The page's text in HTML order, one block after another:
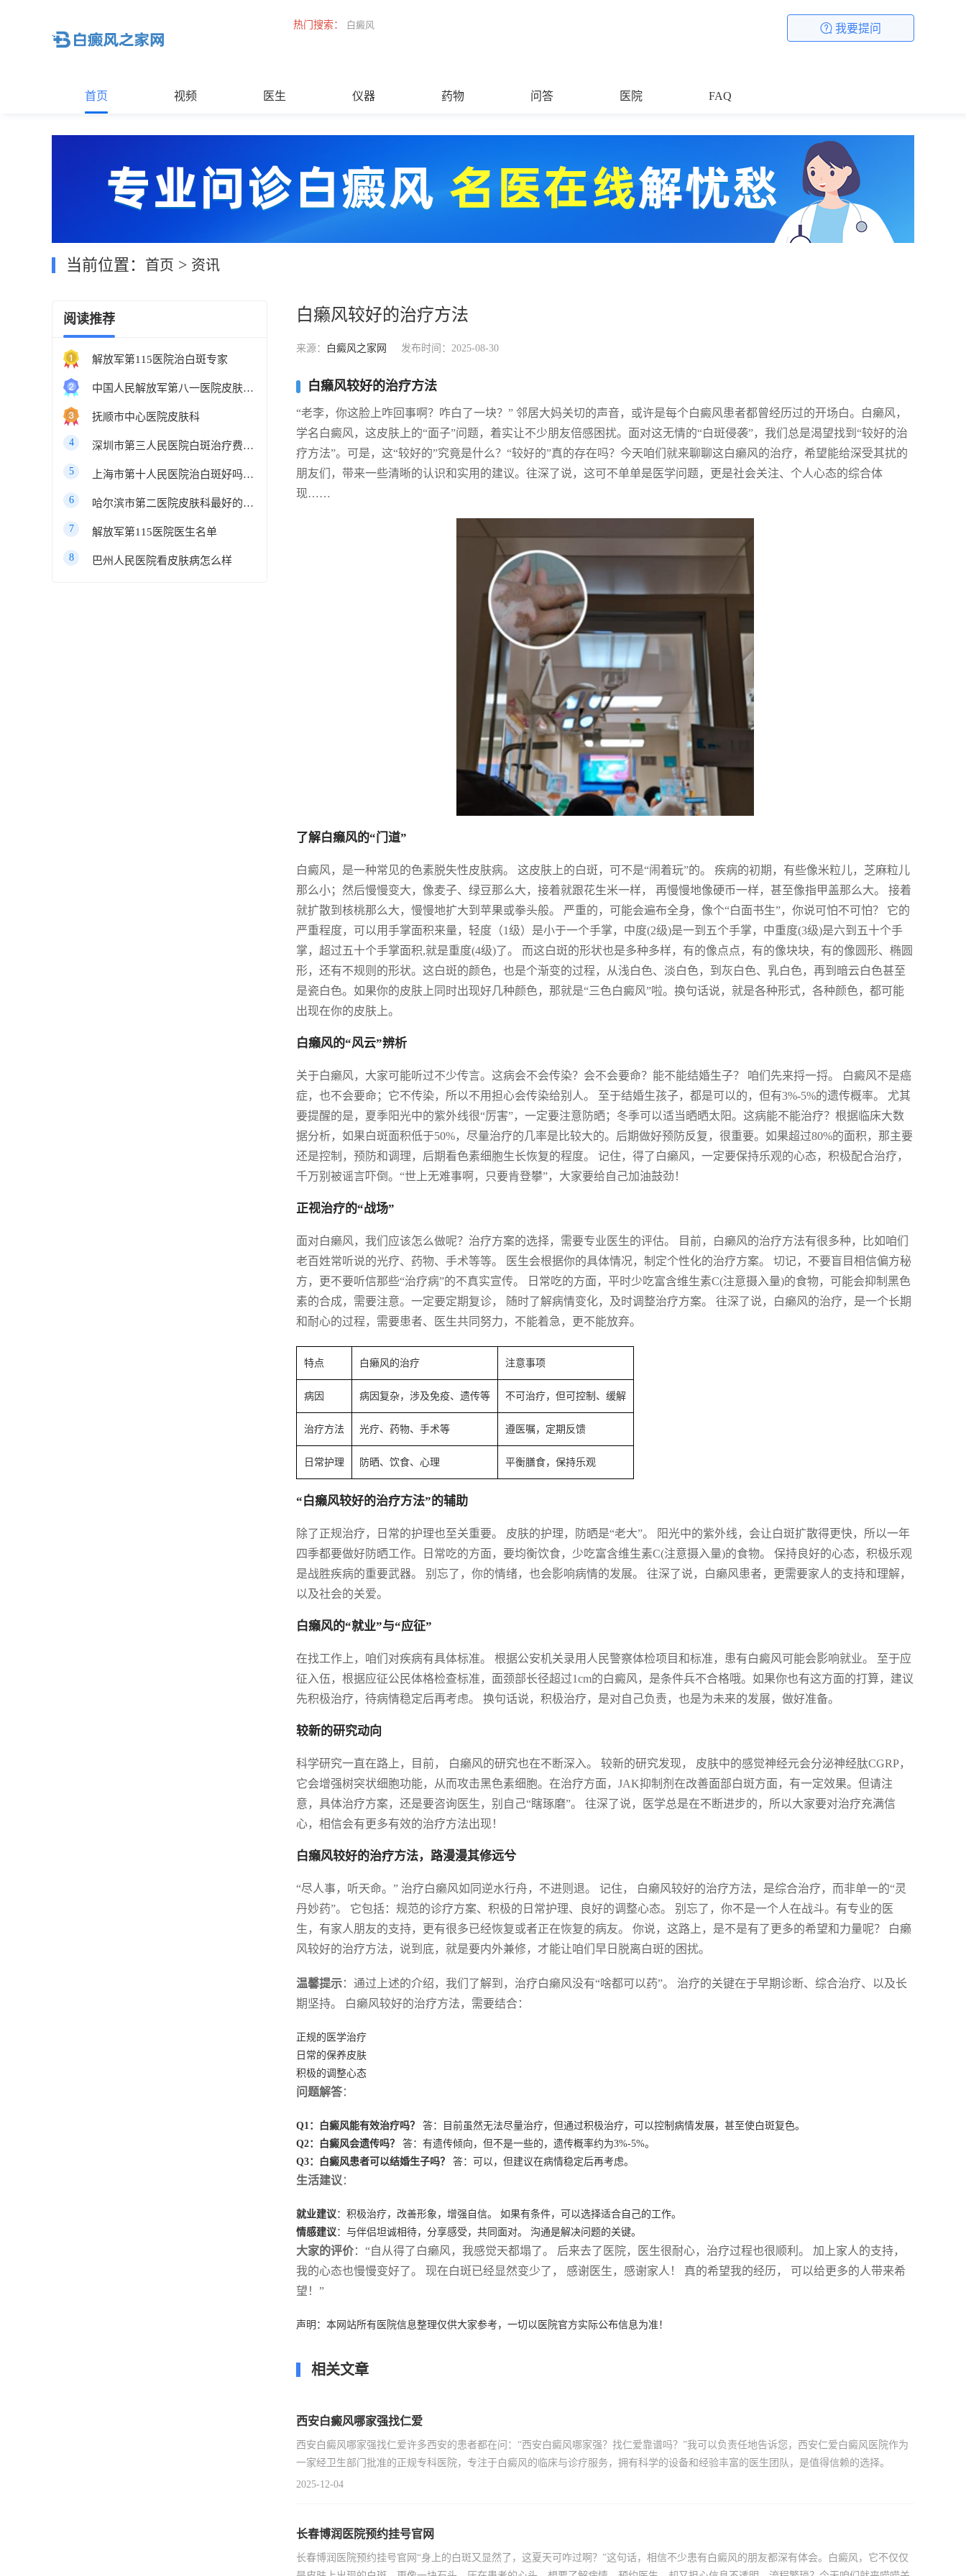
热门搜索： 白癜风 我要提问
首页 视频 医生 仪器 药物 问答 医院 FAQ
当前位置： 首页 > 资讯
阅读推荐
解放军第115医院治白斑专家
中国人民解放军第八一医院皮肤科最好的医生
抚顺市中心医院皮肤科
4 深圳市第三人民医院白斑治疗费用多少
5 上海市第十人民医院治白斑好吗知乎
6 哈尔滨市第二医院皮肤科最好的医生
7 解放军第115医院医生名单
8 巴州人民医院看皮肤病怎么样
白癞风较好的治疗方法
来源： 白癜风之家网 发布时间：2025-08-30
白癞风较好的治疗方法
“老李，你这脸上咋回事啊？咋白了一块？” 邻居大妈关切的声音，或许是每个白癜风患者都曾经历过的开场白。白癞风，
学名白癜风，这皮肤上的“面子”问题，着实让不少朋友倍感困扰。面对这无情的“白斑侵袭”，我们总是渴望找到“较好的治
疗方法”。可是，这“较好的”究竟是什么？“较好的”真的存在吗？今天咱们就来聊聊这白癞风的治疗，希望能给深受其扰的
朋友们，带来一些清晰的认识和实用的建议。往深了说，这可不单单是医学问题，更是社会关注、个人心态的综合体
现……
了解白癞风的“门道”
白癜风，是一种常见的色素脱失性皮肤病。 这皮肤上的白斑，可不是“闹着玩”的。 疾病的初期，有些像米粒儿，芝麻粒儿
那么小；然后慢慢变大，像麦子、绿豆那么大，接着就跟花生米一样， 再慢慢地像硬币一样，甚至像指甲盖那么大。 接着
就扩散到核桃那么大，慢慢地扩大到苹果或拳头般。 严重的，可能会遍布全身，像个“白面书生”，你说可怕不可怕？ 它的
严重程度，可以用手掌面积来量，轻度（1级）是小于一个手掌，中度(2级)是一到五个手掌，中重度(3级)是六到五十个手
掌，超过五十个手掌面积,就是重度(4级)了。 而这白斑的形状也是多种多样，有的像点点，有的像块块，有的像圆形、椭圆
形，还有不规则的形状。这白斑的颜色，也是个渐变的过程，从浅白色、淡白色，到灰白色、乳白色，再到暗云白色甚至
是瓷白色。如果你的皮肤上同时出现好几种颜色，那就是“三色白癜风”啦。换句话说，就是各种形式，各种颜色，都可能
出现在你的皮肤上。
白癞风的“风云”辨析
关于白癞风，大家可能听过不少传言。这病会不会传染？会不会要命？能不能结婚生子？ 咱们先来捋一捋。 白癜风不是癌
症，也不会要命；它不传染，所以不用担心会传染给别人。 至于结婚生孩子，都是可以的，但有3%-5%的遗传概率。 尤其
要提醒的是，夏季阳光中的紫外线很“厉害”，一定要注意防晒；冬季可以适当晒晒太阳。这病能不能治疗？根据临床大数
据分析，如果白斑面积低于50%，尽量治疗的几率是比较大的。后期做好预防反复，很重要。如果超过80%的面积，那主要
还是控制，预防和调理，后期看色素细胞生长恢复的程度。 记住，得了白癞风，一定要保持乐观的心态，积极配合治疗，
千万别被谣言吓倒。“世上无难事啊，只要肯登攀”，大家要给自己加油鼓劲！
正视治疗的“战场”
面对白癞风，我们应该怎么做呢？治疗方案的选择，需要专业医生的评估。 目前，白癞风的治疗方法有很多种，比如咱们
老百姓常听说的光疗、药物、手术等等。 医生会根据你的具体情况，制定个性化的治疗方案。 切记，不要盲目相信偏方秘
方，更不要听信那些“治疗病”的不真实宣传。 日常吃的方面，平时少吃富含维生素C(注意摄入量)的食物，可能会抑制黑色
素的合成，需要注意。一定要定期复诊， 随时了解病情变化，及时调整治疗方案。 往深了说，白癞风的治疗，是一个长期
和耐心的过程，需要患者、医生共同努力，不能着急，更不能放弃。
特点 白癞风的治疗 注意事项
病因 病因复杂，涉及免疫、遗传等 不可治疗，但可控制、缓解
治疗方法 光疗、药物、手术等 遵医嘱，定期反馈
日常护理 防晒、饮食、心理 平衡膳食，保持乐观
“白癞风较好的治疗方法”的辅助
除了正规治疗，日常的护理也至关重要。 皮肤的护理，防晒是“老大”。 阳光中的紫外线，会让白斑扩散得更快，所以一年
四季都要做好防晒工作。日常吃的方面，要均衡饮食，少吃富含维生素C(注意摄入量)的食物。 保持良好的心态，积极乐观
是战胜疾病的重要武器。 别忘了，你的情绪，也会影响病情的发展。 往深了说，白癞风患者，更需要家人的支持和理解，
以及社会的关爱。
白癞风的“就业”与“应征”
在找工作上，咱们对疾病有具体标准。 根据公安机关录用人民警察体检项目和标准，患有白癜风可能会影响就业。 至于应
征入伍，根据应征公民体格检查标准，面颈部长径超过1cm的白癜风，是条件兵不合格哦。如果你也有这方面的打算，建议
先积极治疗，待病情稳定后再考虑。 换句话说，积极治疗，是对自己负责，也是为未来的发展，做好准备。
较新的研究动向
科学研究一直在路上，目前， 白癞风的研究也在不断深入。 较新的研究发现， 皮肤中的感觉神经元会分泌神经肽CGRP，
它会增强树突状细胞功能，从而攻击黑色素细胞。在治疗方面，JAK抑制剂在改善面部白斑方面，有一定效果。但请注
意，具体治疗方案，还是要咨询医生，别自己“瞎琢磨”。 往深了说，医学总是在不断进步的，所以大家要对治疗充满信
心，相信会有更多有效的治疗方法出现！
白癞风较好的治疗方法，路漫漫其修远兮
“尽人事，听天命。” 治疗白癞风如同逆水行舟，不进则退。 记住， 白癞风较好的治疗方法，是综合治疗，而非单一的“灵
丹妙药”。 它包括：规范的诊疗方案、积极的日常护理、良好的调整心态。 别忘了，你不是一个人在战斗。有专业的医
生，有家人朋友的支持，更有很多已经恢复或者正在恢复的病友。 你说，这路上，是不是有了更多的希望和力量呢？ 白癞
风较好的治疗方法，说到底，就是要内外兼修，才能让咱们早日脱离白斑的困扰。
温馨提示：通过上述的介绍，我们了解到，治疗白癞风没有“啥都可以药”。 治疗的关键在于早期诊断、综合治疗、以及长
期坚持。 白癞风较好的治疗方法，需要结合：
正规的医学治疗
日常的保养皮肤
积极的调整心态
问题解答：
Q1：白癜风能有效治疗吗？
答：目前虽然无法尽量治疗，但通过积极治疗，可以控制病情发展，甚至使白斑复色。
Q2：白癜风会遗传吗？
答：有遗传倾向，但不是一些的，遗传概率约为3%-5%。
Q3：白癜风患者可以结婚生子吗？
答：可以，但建议在病情稳定后再考虑。
生活建议 ：
就业建议 ：积极治疗，改善形象，增强自信。 如果有条件，可以选择适合自己的工作。
情感建议 ：与伴侣坦诚相待，分享感受，共同面对。 沟通是解决问题的关键。
大家的评价：“自从得了白癞风，我感觉天都塌了。 后来去了医院，医生很耐心，治疗过程也很顺利。 加上家人的支持，
我的心态也慢慢变好了。 现在白斑已经显然变少了， 感谢医生，感谢家人！ 真的希望我的经历， 可以给更多的人带来希
望！”
声明：本网站所有医院信息整理仅供大家参考，一切以医院官方实际公布信息为准！
相关文章
西安白癜风哪家强找仁爱
西安白癜风哪家强找仁爱许多西安的患者都在问：“西安白癜风哪家强？找仁爱靠谱吗？”我可以负责任地告诉您，西安仁爱白癜风医院作为
一家经卫生部门批准的正规专科医院，专注于白癜风的临床与诊疗服务，拥有科学的设备和经验丰富的医生团队，是值得信赖的选择。
2025-12-04
长春博润医院预约挂号官网
长春博润医院预约挂号官网“身上的白斑又显然了，这夏天可咋过啊？”这句话，相信不少患有白癜风的朋友都深有体会。白癜风，它不仅仅